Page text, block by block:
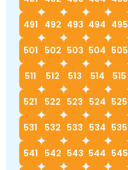
491 492 493 494 495
501 502 503 504 505
511 512 513 514 515
521 522 523 524 525
531 532 533 534 535
541 542 543 544 545